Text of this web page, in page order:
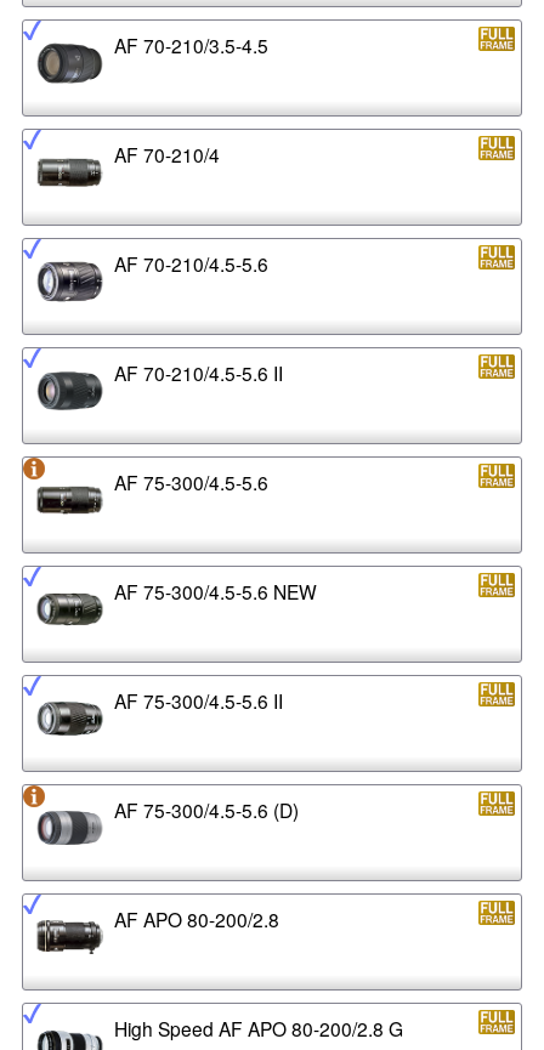
AF 70-210/3.5-4.5
AF 70-210/4
AF 70-210/4.5-5.6
AF 70-210/4.5-5.6 II
AF 75-300/4.5-5.6
AF 75-300/4.5-5.6 NEW
AF 75-300/4.5-5.6 II
AF 75-300/4.5-5.6 (D)
AF APO 80-200/2.8
High Speed AF APO 80-200/2.8 G